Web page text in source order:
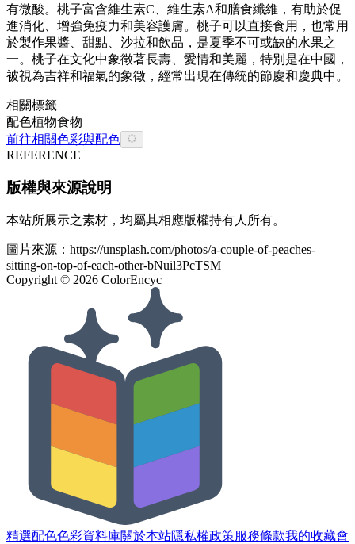
有微酸。桃子富含維生素C、維生素A和膳食纖維，有助於促
進消化、增強免疫力和美容護膚。桃子可以直接食用，也常用
於製作果醬、甜點、沙拉和飲品，是夏季不可或缺的水果之
一。桃子在文化中象徵著長壽、愛情和美麗，特別是在中國，
被視為吉祥和福氣的象徵，經常出現在傳統的節慶和慶典中。
相關標籤
配色植物食物
前往相關色彩與配色
REFERENCE
版權與來源說明
本站所展示之素材，均屬其相應版權持有人所有。
圖片來源： https://unsplash.com/photos/a-couple-of-peaches-
sitting-on-top-of-each-other-bNuil3PcTSM
Copyright © 2026 ColorEncyc
精選配色色彩資料庫關於本站隱私權政策服務條款我的收藏會